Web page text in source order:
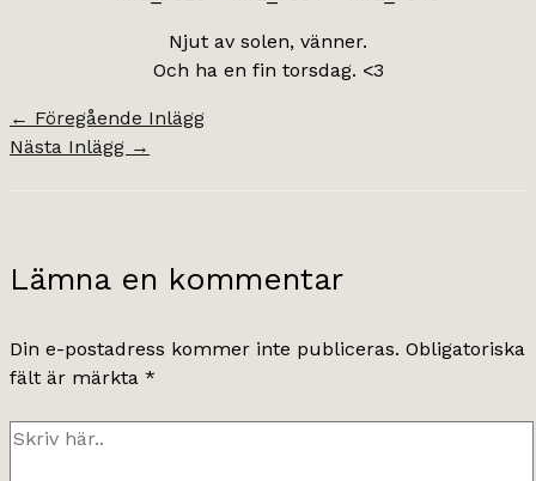
Njut av solen, vänner.
Och ha en fin torsdag. <3
← Föregående Inlägg
Nästa Inlägg →
Lämna en kommentar
Din e-postadress kommer inte publiceras. Obligatoriska
fält är märkta *
Skriv